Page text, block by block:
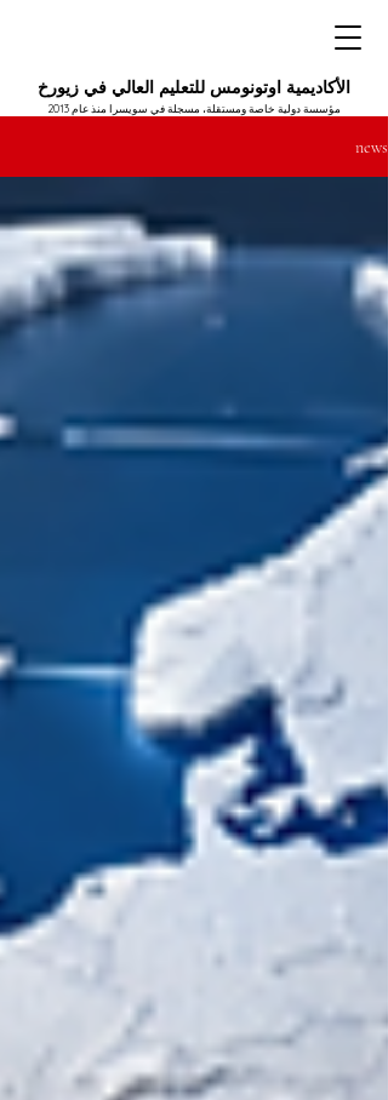
الأكاديمية اوتونومس للتعليم العالي في زيورخ
مؤسسة دولية خاصة ومستقلة، مسجلة في سويسرا منذ عام 2013
news